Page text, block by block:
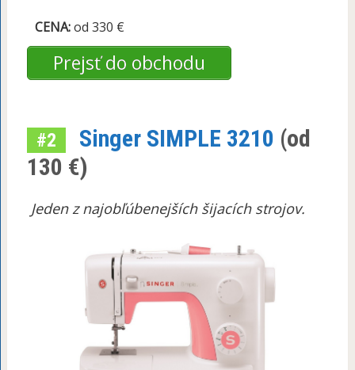
CENA:od 330 €
Prejsť do obchodu
#2 Singer SIMPLE 3210 (od
130 €)
Jeden z najobľúbenejších šijacích strojov.